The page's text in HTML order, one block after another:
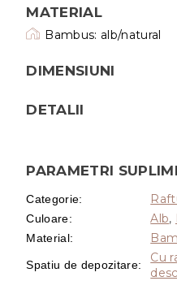
MATERIAL
Bambus: alb/natural
DIMENSIUNI
DETALII
PARAMETRI
Categorie:
Culoare: Alb,
Material:
Spatiu de depozitare: Cu